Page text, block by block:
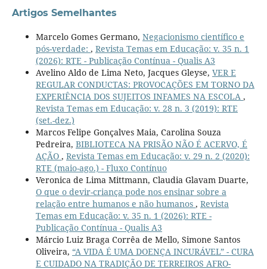
Artigos Semelhantes
Marcelo Gomes Germano, Negacionismo científico e
pós-verdade: , Revista Temas em Educação: v. 35 n. 1
(2026): RTE - Publicação Contínua - Qualis A3
Avelino Aldo de Lima Neto, Jacques Gleyse, VER E
REGULAR CONDUCTAS: PROVOCAÇÕES EM TORNO DA
EXPERIÊNCIA DOS SUJEITOS INFAMES NA ESCOLA ,
Revista Temas em Educação: v. 28 n. 3 (2019): RTE
(set.-dez.)
Marcos Felipe Gonçalves Maia, Carolina Souza
Pedreira, BIBLIOTECA NA PRISÃO NÃO É ACERVO, É
AÇÃO , Revista Temas em Educação: v. 29 n. 2 (2020):
RTE (maio-ago.) - Fluxo Contínuo
Veronica de Lima Mittmann, Claudia Glavam Duarte,
O que o devir-criança pode nos ensinar sobre a
relação entre humanos e não humanos , Revista
Temas em Educação: v. 35 n. 1 (2026): RTE -
Publicação Contínua - Qualis A3
Márcio Luiz Braga Corrêa de Mello, Simone Santos
Oliveira, “A VIDA É UMA DOENÇA INCURÁVEL” - CURA
E CUIDADO NA TRADIÇÃO DE TERREIROS AFRO-